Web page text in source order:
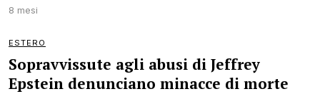
8 mesi
ESTERO
Sopravvissute agli abusi di Jeffrey
Epstein denunciano minacce di morte